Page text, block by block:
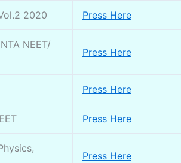
2020 Press Here
NEET/
Press Here
Press Here
Press Here
Press Here